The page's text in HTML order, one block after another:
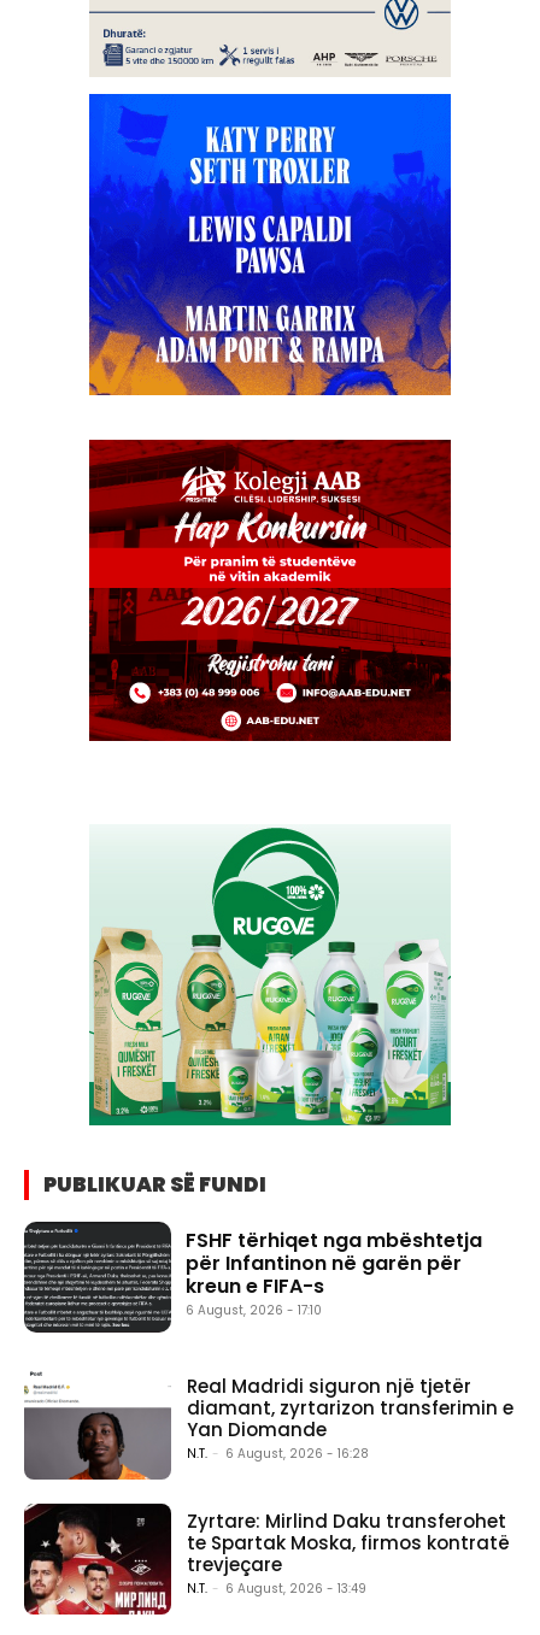
PUBLIKUAR SË FUNDI
FSHF tërhiqet nga mbështetja
për Infantinon në garën për
kreun e FIFA-s
6 August, 2026 - 17:10
Real Madridi siguron një tjetër
diamant, zyrtarizon transferimin e
Yan Diomande
N.T. - 6 August, 2026 - 16:28
Zyrtare: Mirlind Daku transferohet
te Spartak Moska, firmos kontratë
trevjeçare
N.T. - 6 August, 2026 - 13:49